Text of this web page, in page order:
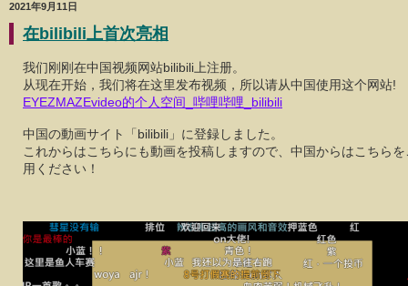
2021年9月11日
在bilibili上首次亮相
我们刚刚在中国视频网站bilibili上注册。
从现在开始，我们将在这里发布视频，所以请从中国使用这个网站!
EYEZMAZEvideo的个人空间_哔哩哔哩_bilibili
中国の動画サイト「bilibili」に登録しました。
これからはこちらにも動画を投稿しますので、中国からはこちら
用ください！